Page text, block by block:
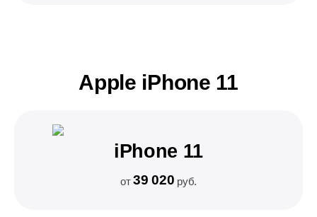
Apple iPhone 11
iPhone 11
от39 020 руб.